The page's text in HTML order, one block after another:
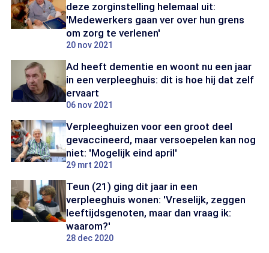
deze zorginstelling helemaal uit:
'Medewerkers gaan ver over hun grens
om zorg te verlenen'
20 nov 2021
Ad heeft dementie en woont nu een jaar
in een verpleeghuis: dit is hoe hij dat zelf
ervaart
06 nov 2021
Verpleeghuizen voor een groot deel
gevaccineerd, maar versoepelen kan nog
niet: 'Mogelijk eind april'
29 mrt 2021
Teun (21) ging dit jaar in een
verpleeghuis wonen: 'Vreselijk, zeggen
leeftijdsgenoten, maar dan vraag ik:
waarom?'
28 dec 2020